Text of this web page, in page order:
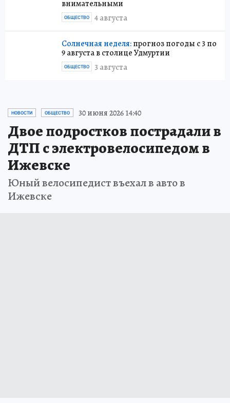
внимательными
4 августа
ОБЩЕСТВО
Солнечная неделя:прогноз погоды с 3 по
9 августа в столице Удмуртии
3 августа
ОБЩЕСТВО
НОВОСТИ ОБЩЕСТВО 30 июня 2026 14:40
Двое подростков пострадали в
ДТП с электровелосипедом в
Ижевске
Юный велосипедист въехал в авто в
Ижевске